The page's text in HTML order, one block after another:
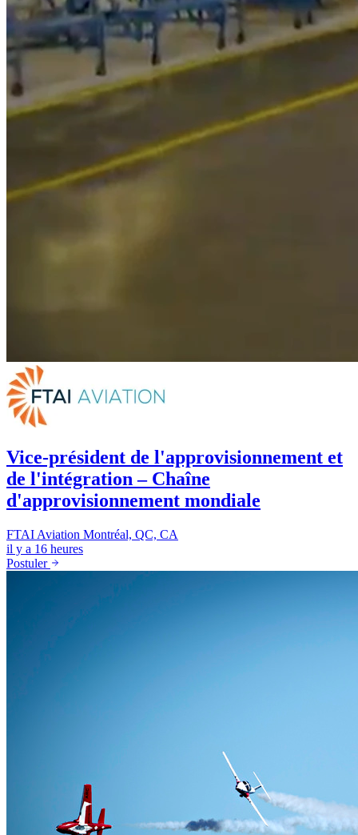
Vice-président de l'approvisionnement et
de l'intégration – Chaîne
d'approvisionnement mondiale
FTAI Aviation Montréal, QC, CA
il y a 16 heures
Postuler